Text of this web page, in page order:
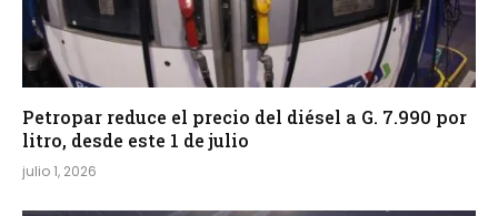
Petropar reduce el precio del diésel a G. 7.990 por
litro, desde este 1 de julio
julio 1, 2026